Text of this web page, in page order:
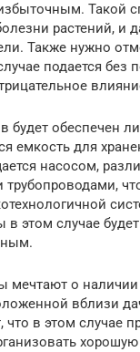
Такой
растений, и
Также нужно
подается без
будет обеспечен
емкость для
насосом,
в этом случае
мечтают о наличии
вблизи
что в этом случае